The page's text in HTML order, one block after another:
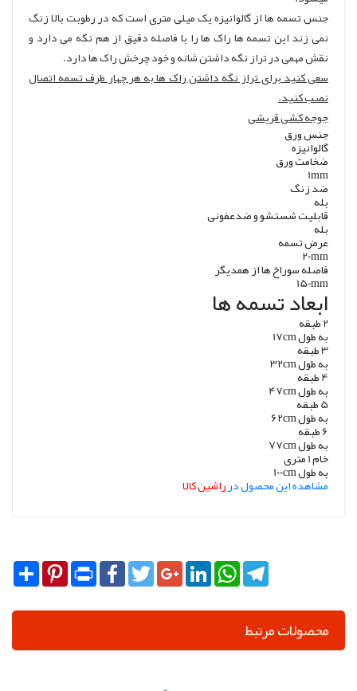
جنس تسمه ها از گالوانیزه یک میلی متری است که در رطوبت بالا زنگ
نمی زند این تسمه ها راک ها را با فاصله دقیق از هم نگه می دارد و
نقش مهمی در تراز نگه داشتن شانه و خود چرخش راک ها دارد.
سعی کنید برای تراز نگه داشتن راک ها به هر چهار طرف تسمه اتصال
نصب کنید.
جوجه کشی قریشی
جنس ورق
گالوانیزه
ضخامت ورق
1mm
ضد زنگ
بله
قابلیت شستشو و ضدعفونی
بله
عرض تسمه
20mm
فاصله سوراخ ها از همدیگر
150mm
ابعاد تسمه ها2 طبقه
به طول 17cm
3 طبقه
به طول 32cm
4 طبقه
به طول 47cm
5 طبقه
به طول 62cm
6 طبقه
به طول 77cm
خام 1 متری
به طول 100cm
مشاهده این محصول درراشین کالا
Share PinterestPrint FacebookTwitterGoogle+LinkedInWhatsApp
محصولات مرتبط